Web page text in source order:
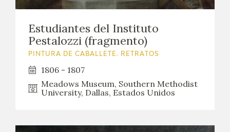
Estudiantes del Instituto
Pestalozzi (fragmento)
PINTURA DE CABALLETE. RETRATOS
1806 - 1807
Meadows Museum, Southern Methodist
University, Dallas, Estados Unidos